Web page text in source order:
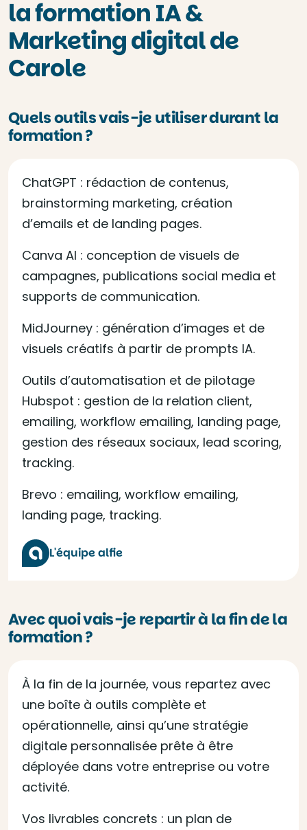
la formation IA &
Marketing digital de
Carole
Quels outils vais-je utiliser durant la
formation ?
ChatGPT : rédaction de contenus,
brainstorming marketing, création
d’emails et de landing pages.
Canva AI : conception de visuels de
campagnes, publications social media et
supports de communication.
MidJourney : génération d’images et de
visuels créatifs à partir de prompts IA.
Outils d’automatisation et de pilotage
Hubspot : gestion de la relation client,
emailing, workflow emailing, landing page,
gestion des réseaux sociaux, lead scoring,
tracking.
Brevo : emailing, workflow emailing,
landing page, tracking.
L'équipe alfie
Avec quoi vais-je repartir à la fin de la
formation ?
À la fin de la journée, vous repartez avec
une boîte à outils complète et
opérationnelle, ainsi qu’une stratégie
digitale personnalisée prête à être
déployée dans votre entreprise ou votre
activité.
Vos livrables concrets : un plan de